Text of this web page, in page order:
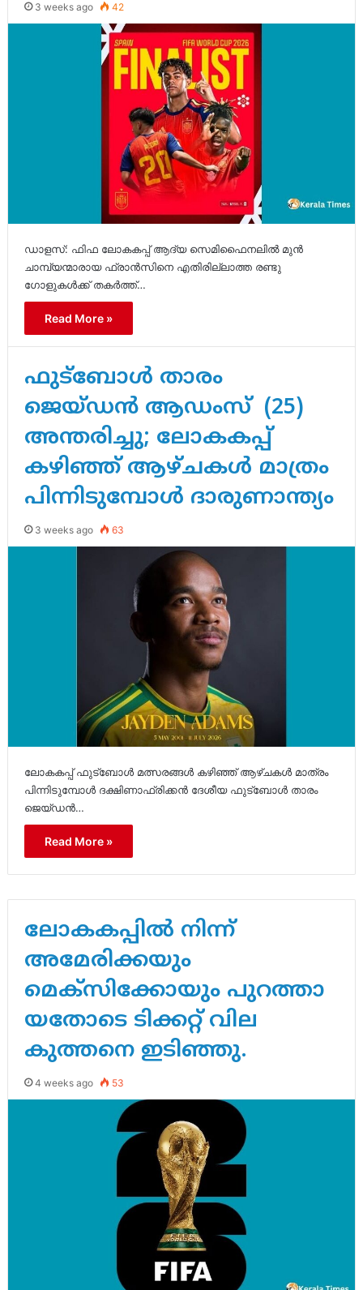
3 weeks ago 42
ഡാളസ്: ഫിഫ ലോകകപ്പ് ആദ്യ സെമിഫൈനലിൽ മുൻ
ചാമ്പ്യന്മാരായ ഫ്രാൻസിനെ എതിരില്ലാത്ത രണ്ടു
ഗോളുകൾക്ക് തകർത്ത്…
Read More »
ഫുട്ബോൾ താരം
ജെയ്ഡൻ ആഡംസ് (25)
അന്തരിച്ചു; ലോകകപ്പ്
കഴിഞ്ഞ് ആഴ്ചകൾ മാത്രം
പിന്നിടുമ്പോൾ ദാരുണാന്ത്യം
3 weeks ago 63
ലോകകപ്പ് ഫുട്ബോൾ മത്സരങ്ങൾ കഴിഞ്ഞ് ആഴ്ചകൾ മാത്രം
പിന്നിടുമ്പോൾ ദക്ഷിണാഫ്രിക്കൻ ദേശീയ ഫുട്ബോൾ താരം
ജെയ്ഡൻ…
Read More »
ലോകകപ്പിൽ നിന്ന്
അമേരിക്കയും
മെക്സിക്കോയും പുറത്താ
യതോടെ ടിക്കറ്റ് വില
കുത്തനെ ഇടിഞ്ഞു.
4 weeks ago 53